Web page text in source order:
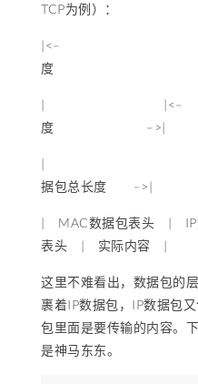
TCP为例）：
|<– MAC数
度
| |<– IP
度 –>|
| |<–
据包总长度 –>|
| MAC数据包表头 | IP
表头 | 实际内容 |
这里不难看出，数据包的
裹着IP数据包，IP数据包
包里面是要传输的内容。
是神马东东。